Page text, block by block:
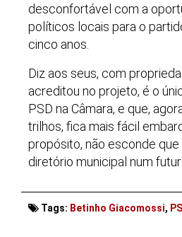
desconfortável com a
políticos locais para o
cinco anos.
Diz aos seus, com
acreditou no projeto, é o
PSD na Câmara, e que,
trilhos, fica mais fácil
propósito, não esconde que
diretório municipal num
Tags: Betinho Giacomossi,